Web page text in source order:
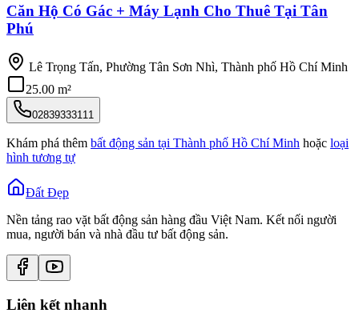
Căn Hộ Có Gác + Máy Lạnh Cho Thuê Tại Tân
Phú
Lê Trọng Tấn, Phường Tân Sơn Nhì, Thành phố Hồ Chí Minh
25.00 m²
02839333111
Khám phá thêm bất động sản tại Thành phố Hồ Chí Minh hoặc loại
hình tương tự
Đất Đẹp
Nền tảng rao vặt bất động sản hàng đầu Việt Nam. Kết nối người
mua, người bán và nhà đầu tư bất động sản.
Liên kết nhanh